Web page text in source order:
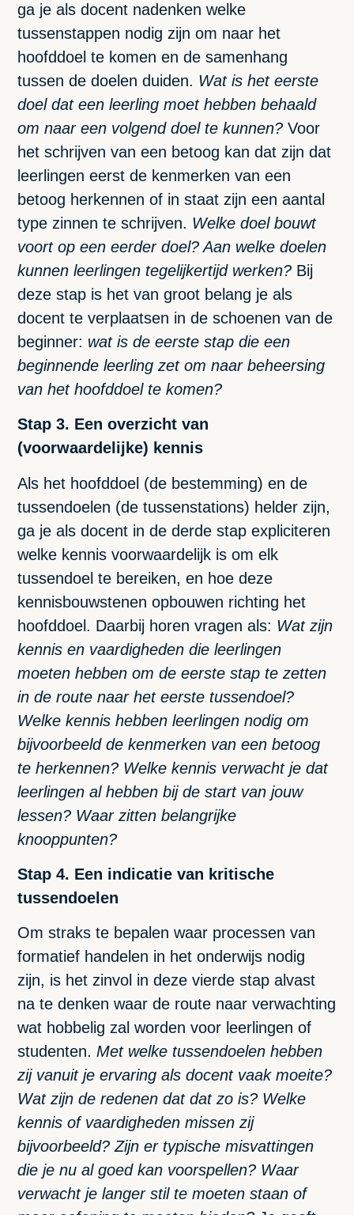
ga je als docent nadenken welke
tussenstappen nodig zijn om naar het
hoofddoel te komen en de samenhang
tussen de doelen duiden. Wat is het eerste
doel dat een leerling moet hebben behaald
om naar een volgend doel te kunnen? Voor
het schrijven van een betoog kan dat zijn dat
leerlingen eerst de kenmerken van een
betoog herkennen of in staat zijn een aantal
type zinnen te schrijven. Welke doel bouwt
voort op een eerder doel? Aan welke doelen
kunnen leerlingen tegelijkertijd werken? Bij
deze stap is het van groot belang je als
docent te verplaatsen in de schoenen van de
beginner: wat is de eerste stap die een
beginnende leerling zet om naar beheersing
van het hoofddoel te komen?
Stap 3. Een overzicht van
(voorwaardelijke) kennis
Als het hoofddoel (de bestemming) en de
tussendoelen (de tussenstations) helder zijn,
ga je als docent in de derde stap expliciteren
welke kennis voorwaardelijk is om elk
tussendoel te bereiken, en hoe deze
kennisbouwstenen opbouwen richting het
hoofddoel. Daarbij horen vragen als: Wat zijn
kennis en vaardigheden die leerlingen
moeten hebben om de eerste stap te zetten
in de route naar het eerste tussendoel?
Welke kennis hebben leerlingen nodig om
bijvoorbeeld de kenmerken van een betoog
te herkennen? Welke kennis verwacht je dat
leerlingen al hebben bij de start van jouw
lessen? Waar zitten belangrijke
knooppunten?
Stap 4. Een indicatie van kritische
tussendoelen
Om straks te bepalen waar processen van
formatief handelen in het onderwijs nodig
zijn, is het zinvol in deze vierde stap alvast
na te denken waar de route naar verwachting
wat hobbelig zal worden voor leerlingen of
studenten.Met welke tussendoelen hebben
zij vanuit je ervaring als docent vaak moeite?
Wat zijn de redenen dat dat zo is? Welke
kennis of vaardigheden missen zij
bijvoorbeeld? Zijn er typische misvattingen
die je nu al goed kan voorspellen? Waar
verwacht je langer stil te moeten staan of